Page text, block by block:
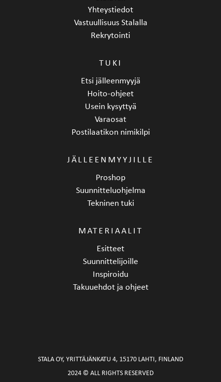
Yhteystiedot
Vastuullisuus Stalalla
Rekrytointi
TUKI
Etsi jälleenmyyjä
Hoito-ohjeet
Usein kysyttyä
Varaosat
Postilaatikon nimikilpi
JÄLLEENMYYJILLE
Proshop
Suunnitteluohjelma
Tekninen tuki
MATERIAALIT
Esitteet
Suunnittelijoille
Inspiroidu
Takuuehdot ja ohjeet
STALA OY, YRITTÄJÄNKATU 4, 15170 LAHTI, FINLAND
2024 © ALL RIGHTS RESERVED